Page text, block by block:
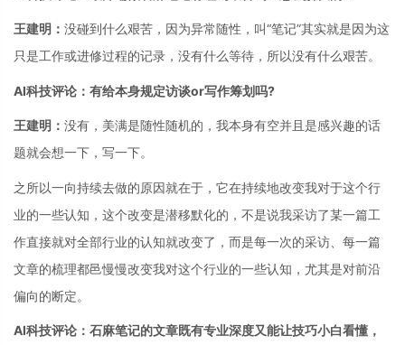
王建明： 没碰到什么艰苦，因为异常随性，叫“笔记”其实就是因为这
只是工作或进修过程的记录，没有什么等待，所以没有什么艰苦。
AI科技评论：有给本身规定访谈or写作筹划吗?
王建明： 没有，美满是随性随机的，我本身有空并且是感兴趣的话
题就会想一下，写一下。
之所以一向持续去做的原因就在于，它在持续地改变我对于这个行
业的一些认知，这个改变是潜移默化的，不是说我采访了某一篇工
作直接就对全部行业的认知就改变了，而是每一次的采访、每一篇
文章的梳理都邑慢慢改变我对这个行业的一些认知，尤其是对前沿
偏向的断定。
AI科技评论：石麻笔记的文章既有专业深度又能让技巧小白看懂，